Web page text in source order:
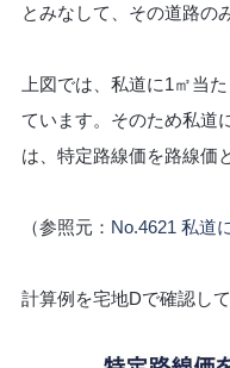
とみなして、その道路の
上図では、私道に1㎡当
ています。そのため私道
は、特定路線価を路線価
（参照元： No.4621 私道
計算例を宅地Dで確認し